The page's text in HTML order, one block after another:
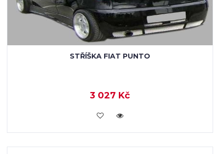
STŘÍŠKA FIAT PUNTO
3 027 Kč
KOUPIT